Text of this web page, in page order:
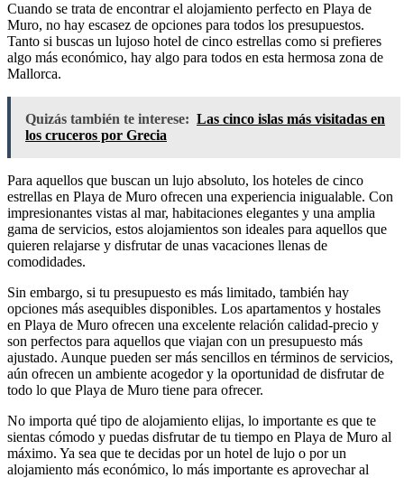
Cuando se trata de encontrar el alojamiento perfecto en Playa de
Muro, no hay escasez de opciones para todos los presupuestos.
Tanto si buscas un lujoso hotel de cinco estrellas como si prefieres
algo más económico, hay algo para todos en esta hermosa zona de
Mallorca.
Quizás también te interese: Las cinco islas más visitadas en
los cruceros por Grecia
Para aquellos que buscan un lujo absoluto, los hoteles de cinco
estrellas en Playa de Muro ofrecen una experiencia inigualable. Con
impresionantes vistas al mar, habitaciones elegantes y una amplia
gama de servicios, estos alojamientos son ideales para aquellos que
quieren relajarse y disfrutar de unas vacaciones llenas de
comodidades.
Sin embargo, si tu presupuesto es más limitado, también hay
opciones más asequibles disponibles. Los apartamentos y hostales
en Playa de Muro ofrecen una excelente relación calidad-precio y
son perfectos para aquellos que viajan con un presupuesto más
ajustado. Aunque pueden ser más sencillos en términos de servicios,
aún ofrecen un ambiente acogedor y la oportunidad de disfrutar de
todo lo que Playa de Muro tiene para ofrecer.
No importa qué tipo de alojamiento elijas, lo importante es que te
sientas cómodo y puedas disfrutar de tu tiempo en Playa de Muro al
máximo. Ya sea que te decidas por un hotel de lujo o por un
alojamiento más económico, lo más importante es aprovechar al